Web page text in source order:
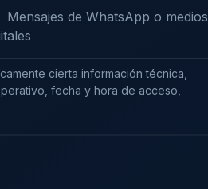
Mensajes de WhatsApp o medios
cierta información técnica,
fecha y hora de acceso,